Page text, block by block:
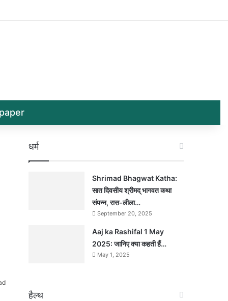
धर्म
Shrimad Bhagwat Katha:
सात दिवसीय श्रीमद् भागवत कथा
संपन्न, रास-लीला…
September 20, 2025
Aaj ka Rashifal 1 May
2025: जानिए क्या कहती हैं…
May 1, 2025
हैल्थ